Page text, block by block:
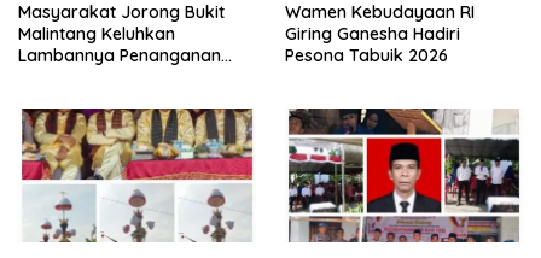
Masyarakat Jorong Bukit
Malintang Keluhkan
Lambannya Penanganan
Wamen Kebudayaan RI
Giring Ganesha Hadiri
Pesona Tabuik 2026